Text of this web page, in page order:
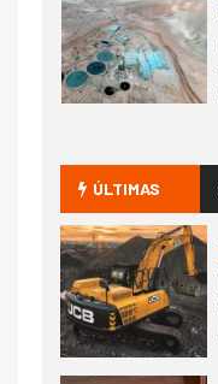
2
ÚLTIMAS